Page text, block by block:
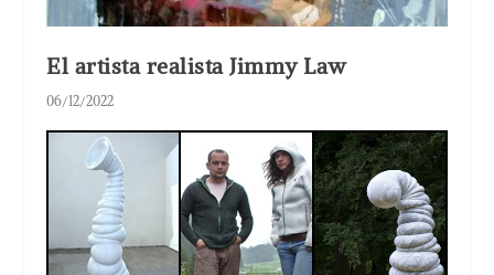
El artista realista Jimmy Law
06/12/2022